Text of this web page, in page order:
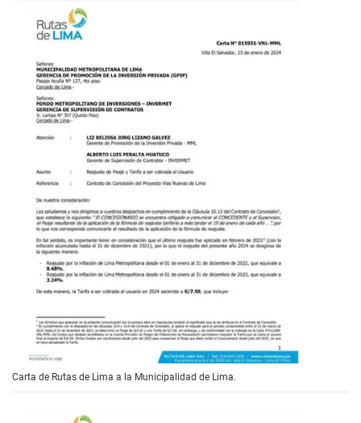
Carta de Rutas de Lima a la Municipalidad de Lima.